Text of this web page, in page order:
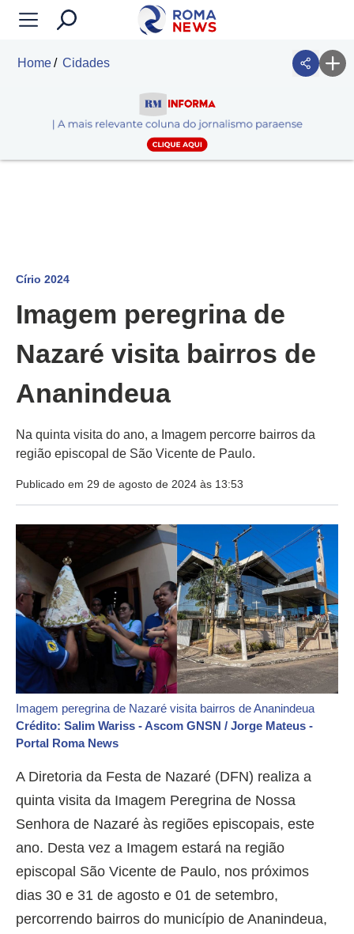
Home Cidades
Círio 2024
Imagem peregrina de
Nazaré visita bairros de
Ananindeua
Na quinta visita do ano, a Imagem percorre bairros da
região episcopal de São Vicente de Paulo.
Publicado em 29 de agosto de 2024 às 13:53
Imagem peregrina de Nazaré visita bairros de Ananindeua
Crédito: Salim Wariss - Ascom GNSN / Jorge Mateus -
Portal Roma News
A Diretoria da Festa de Nazaré (DFN) realiza a
quinta visita da Imagem Peregrina de Nossa
Senhora de Nazaré às regiões episcopais, este
ano. Desta vez a Imagem estará na região
episcopal São Vicente de Paulo, nos próximos
dias 30 e 31 de agosto e 01 de setembro,
percorrendo bairros do município de Ananindeua,